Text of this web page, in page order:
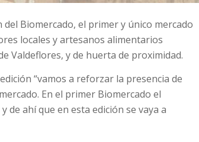
Biomercado, el primer y único mercado
locales y artesanos alimentarios
Valdeflores, y de huerta de proximidad.
“vamos a reforzar la presencia de
En el primer Biomercado el
de ahí que en esta edición se vaya a